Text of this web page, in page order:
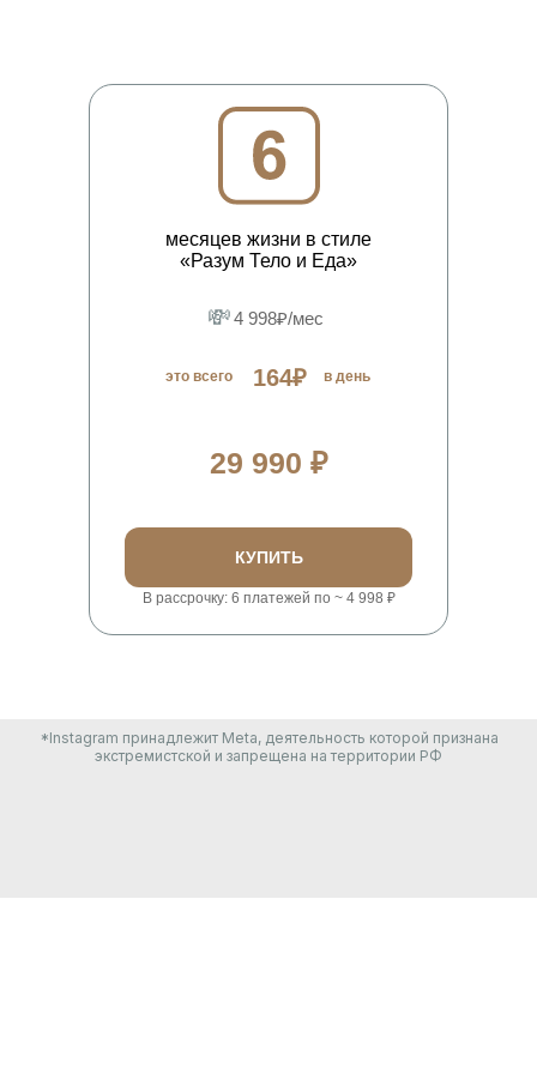
это всего в день
164₽
месяцев жизни в стиле
«Разум Тело и Еда»
29 990 ₽
КУПИТЬ
В рассрочку: 6 платежей по ~ 4 998 ₽
💸4 998₽/мес
*Instagram принадлежит Meta, деятельность которой признана
экстремистской и запрещена на территории РФ